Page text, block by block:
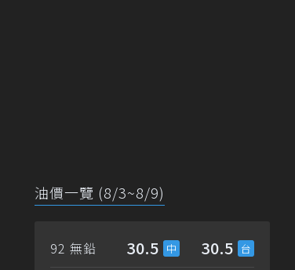
油價一覽 (8/3~8/9)
92 無鉛 30.5 30.5